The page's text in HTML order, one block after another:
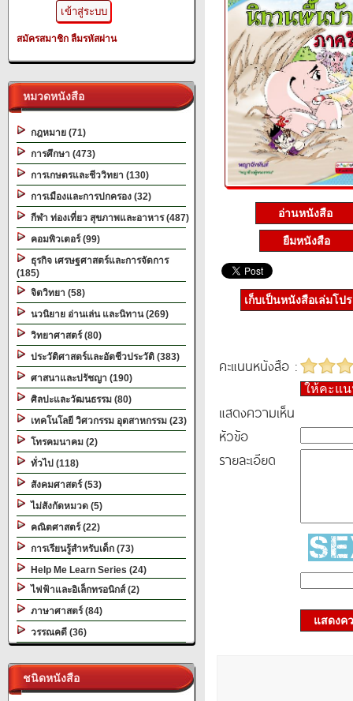
สมัครสมาชิก ลืมรหัสผ่าน
หมวดหนังสือ
กฎหมาย (71)
การศึกษา (473)
การเกษตรและชีววิทยา (130)
การเมืองและการปกครอง (32)
กีฬา ท่องเที่ยว สุขภาพและอาหาร (487)
คอมพิวเตอร์ (99)
ธุรกิจ เศรษฐศาสตร์และการจัดการ
(185)
จิตวิทยา (58)
นวนิยาย อ่านเล่น และนิทาน (269)
วิทยาศาสตร์ (80)
ประวัติศาสตร์และอัตชีวประวัติ (383)
ศาสนาและปรัชญา (190)
ศิลปะและวัฒนธรรม (80)
เทคโนโลยี วิศวกรรม อุตสาหกรรม (23)
โทรคมนาคม (2)
ทั่วไป (118)
สังคมศาสตร์ (53)
ไม่สังกัดหมวด (5)
คณิตศาสตร์ (22)
การเรียนรู้สำหรับเด็ก (73)
Help Me Learn Series (24)
ไฟฟ้าและอิเล็กทรอนิกส์ (2)
ภาษาศาสตร์ (84)
วรรณคดี (36)
ชนิดหนังสือ
อ่านหนังสือ
ยืมหนังสือ
เก็บเป็นหนังสือเล่มโป
คะแนนหนังสือ :
ให้คะแ
แสดงความเห็น
หัวข้อ
รายละเอียด
แสดงค